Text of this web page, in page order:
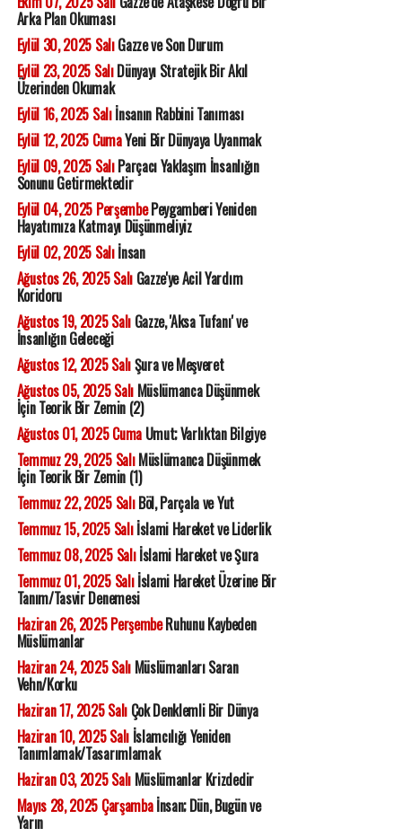
Arka Plan Okuması
Eylül 30, 2025 SalıGazze ve Son Durum
Eylül 23, 2025 SalıDünyayı Stratejik Bir Akıl
Üzerinden Okumak
Eylül 16, 2025 Salıİnsanın Rabbini Tanıması
Eylül 12, 2025 CumaYeni Bir Dünyaya Uyanmak
Eylül 09, 2025 SalıParçacı Yaklaşım İnsanlığın
Sonunu Getirmektedir
Eylül 04, 2025 PerşembePeygamberi Yeniden
Hayatımıza Katmayı Düşünmeliyiz
Eylül 02, 2025 Salıİnsan
Ağustos 26, 2025 SalıGazze'ye Acil Yardım
Koridoru
Ağustos 19, 2025 SalıGazze, 'Aksa Tufanı' ve
İnsanlığın Geleceği
Ağustos 12, 2025 SalıŞura ve Meşveret
Ağustos 05, 2025 SalıMüslümanca Düşünmek
İçin Teorik Bir Zemin (2)
Ağustos 01, 2025 CumaUmut; Varlıktan Bilgiye
Temmuz 29, 2025 SalıMüslümanca Düşünmek
İçin Teorik Bir Zemin (1)
Temmuz 22, 2025 SalıBöl, Parçala ve Yut
Temmuz 15, 2025 Salıİslami Hareket ve Liderlik
Temmuz 08, 2025 Salıİslami Hareket ve Şura
Temmuz 01, 2025 Salıİslami Hareket Üzerine Bir
Tanım/Tasvir Denemesi
Haziran 26, 2025 PerşembeRuhunu Kaybeden
Müslümanlar
Haziran 24, 2025 SalıMüslümanları Saran
Vehn/Korku
Haziran 17, 2025 SalıÇok Denklemli Bir Dünya
Haziran 10, 2025 Salıİslamcılığı Yeniden
Tanımlamak/Tasarımlamak
Haziran 03, 2025 SalıMüslümanlar Krizdedir
Mayıs 28, 2025 Çarşambaİnsan; Dün, Bugün ve
Yarın